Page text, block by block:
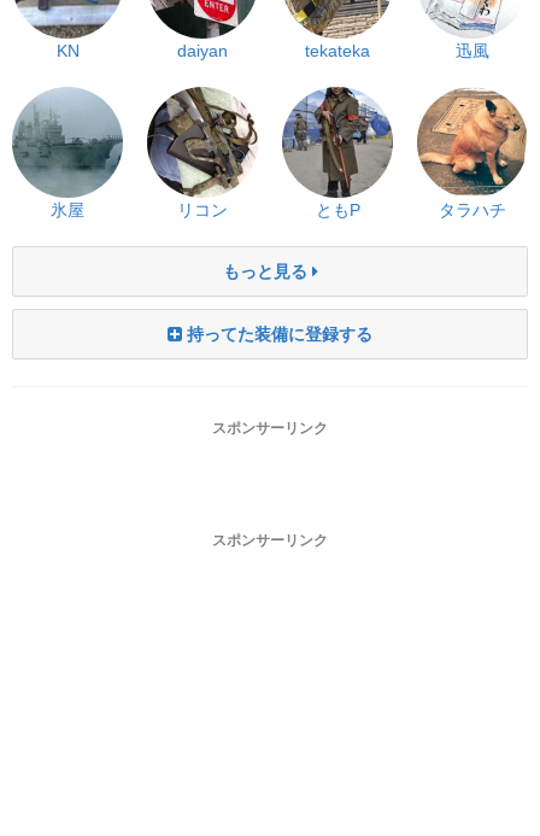
KN daiyan tekateka 迅風
氷屋 リコン ともP タラハチ
もっと見る
持ってた装備に登録する
スポンサーリンク
スポンサーリンク